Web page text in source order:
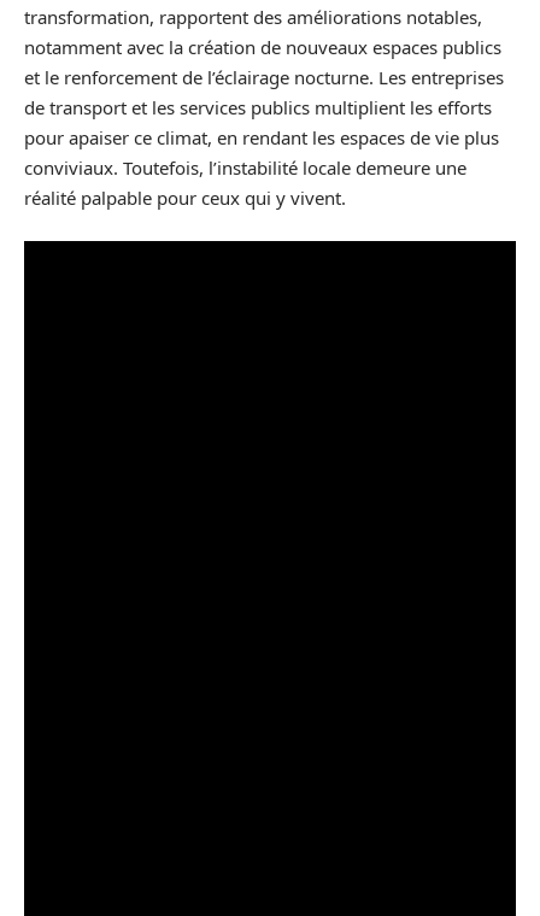
transformation, rapportent des améliorations notables,
notamment avec la création de nouveaux espaces publics
et le renforcement de l’éclairage nocturne. Les entreprises
de transport et les services publics multiplient les efforts
pour apaiser ce climat, en rendant les espaces de vie plus
conviviaux. Toutefois, l’instabilité locale demeure une
réalité palpable pour ceux qui y vivent.